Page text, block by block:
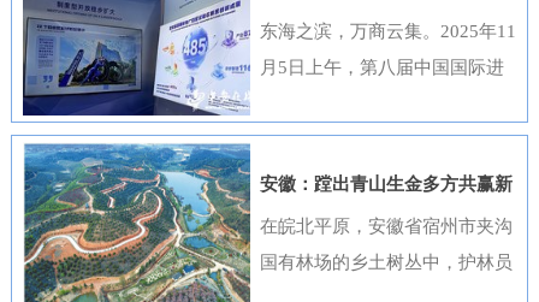
来，邮储银行安徽省分行高度重
应、热情参与。95名员工利用业
余时间潜心创作，共提交89件作
品。经过严格遴选，41件优秀作
元素闪耀进博会
东海之滨，万商云集。2025年11
月5日上午，第八届中国国际进
在上海开幕，安徽交易团携科技
创新成果与厚重文化底蕴再度亮
安徽：蹚出青山生金多方共赢新
路径
在皖北平原，安徽省宿州市夹沟
国有林场的乡土树丛中，护林员